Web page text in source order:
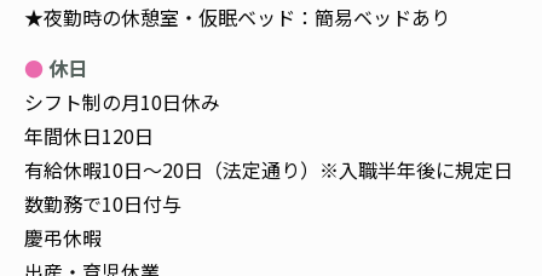
★夜勤時の休憩室・仮眠ベッド：簡易ベッドあり
休日
シフト制の月10日休み
年間休日120日
有給休暇10日～20日（法定通り）※入職半年後に規定日
数勤務で10日付与
慶弔休暇